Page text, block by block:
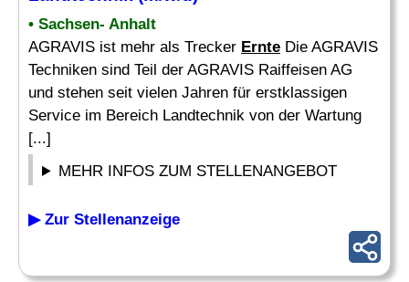
• Sachsen- Anhalt
AGRAVIS ist mehr als Trecker Ernte Die AGRAVIS
Techniken sind Teil der AGRAVIS Raiffeisen AG
und stehen seit vielen Jahren für erstklassigen
Service im Bereich Landtechnik von der Wartung
[...]
MEHR INFOS ZUM STELLENANGEBOT
▶ Zur Stellenanzeige